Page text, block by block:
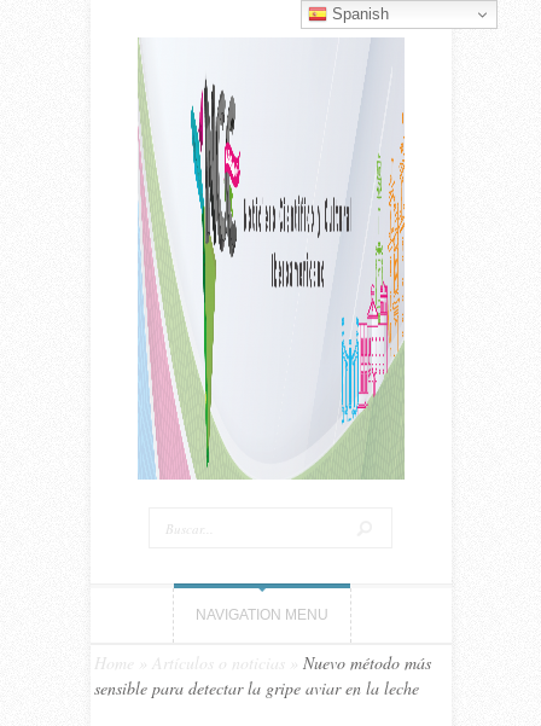
NAVIGATION MENU
Home Artículos o noticias
Nuevo método más
sensible para detectar la gripe aviar en la leche
Spanish